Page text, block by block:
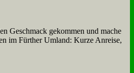
Ge­schmack ge­kom­men und ma­che
im Für­ther Um­land: Kur­ze An­rei­se,